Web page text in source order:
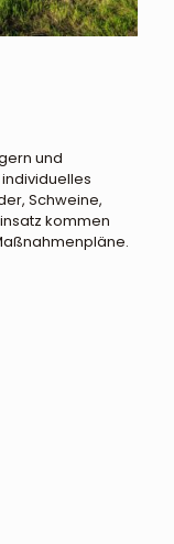
und
Schweine,
kommen